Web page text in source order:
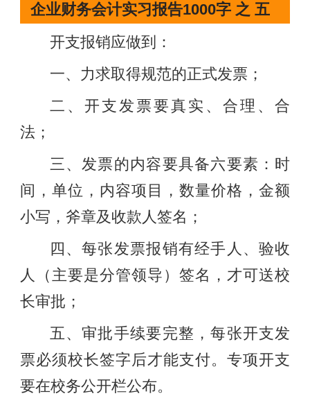
企业财务会计实习报告1000字 之 五
开支报销应做到：
一、力求取得规范的正式发票；
二、开支发票要真实、合理、合
法；
三、发票的内容要具备六要素：时
间，单位，内容项目，数量价格，金额
小写，斧章及收款人签名；
四、每张发票报销有经手人、验收
人（主要是分管领导）签名，才可送校
长审批；
五、审批手续要完整，每张开支发
票必须校长签字后才能支付。专项开支
要在校务公开栏公布。